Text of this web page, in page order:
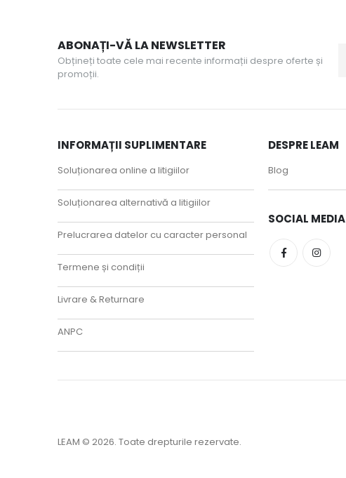
ABONAȚI-VĂ LA NEWSLETTER
Obțineți toate cele mai recente informații despre oferte și
promoții.
INFORMAȚII SUPLIMENTARE
Soluționarea online a litigiilor
Soluționarea alternativă a litigiilor
Prelucrarea datelor cu caracter personal
Termene și condiții
Livrare & Returnare
ANPC
DESPRE LEAM
Blog
SOCIAL MEDIA
LEAM © 2026. Toate drepturile rezervate.